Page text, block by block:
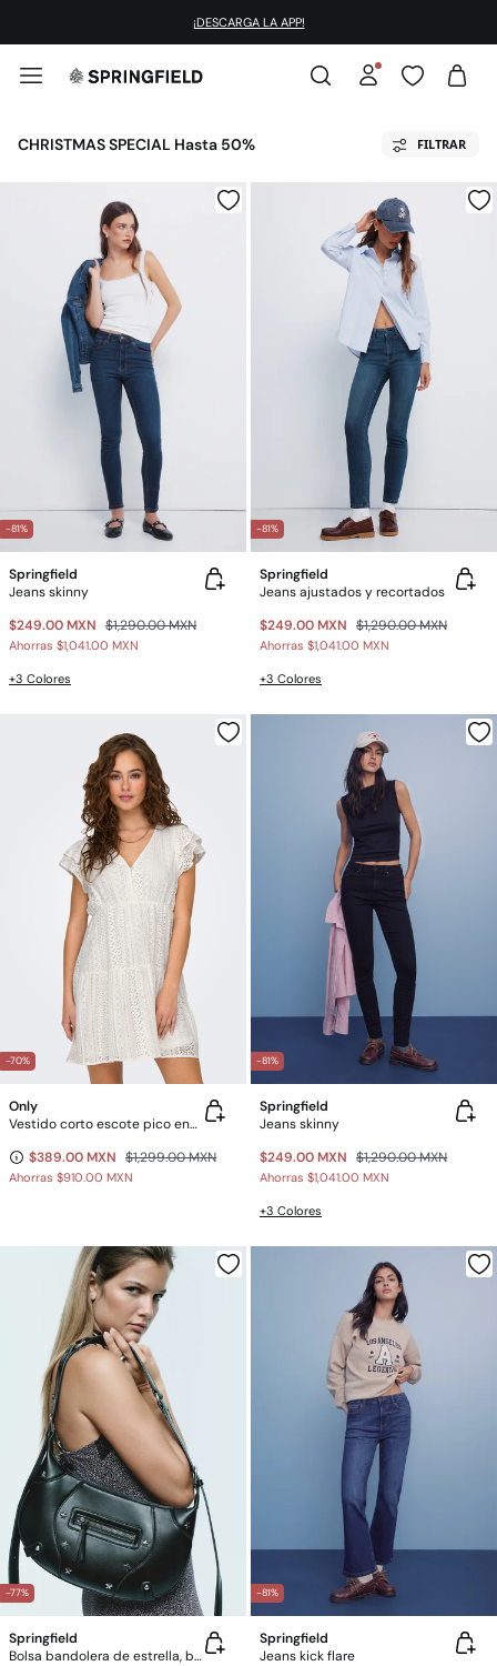
¡DESCARGA LA APP!
CHRISTMAS SPECIAL Hasta 50% FILTRAR
-81%
Springfield
Jeans skinny
$249.00 MXN $1,290.00 MXN
Ahorras $1,041.00 MXN
+3 Colores
-81%
Springfield
Jeans ajustados y recortados
$249.00 MXN $1,290.00 MXN
Ahorras $1,041.00 MXN
+3 Colores
-70%
Only
Vestido corto escote pico encaje
$389.00 MXN $1,299.00 MXN
Ahorras $910.00 MXN
-81%
Springfield
Jeans skinny
$249.00 MXN $1,290.00 MXN
Ahorras $1,041.00 MXN
+3 Colores
-77%
Springfield
Bolsa bandolera de estrella, bolsa
-81%
Springfield
Jeans kick flare